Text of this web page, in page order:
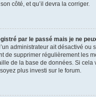
côté, et qu’il devra la corriger.
par le passé mais je ne
administrateur ait désactivé ou
de supprimer régulièrement les
de la base de données. Si cela
plus investi sur le forum.